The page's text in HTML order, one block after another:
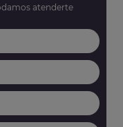
atenderte